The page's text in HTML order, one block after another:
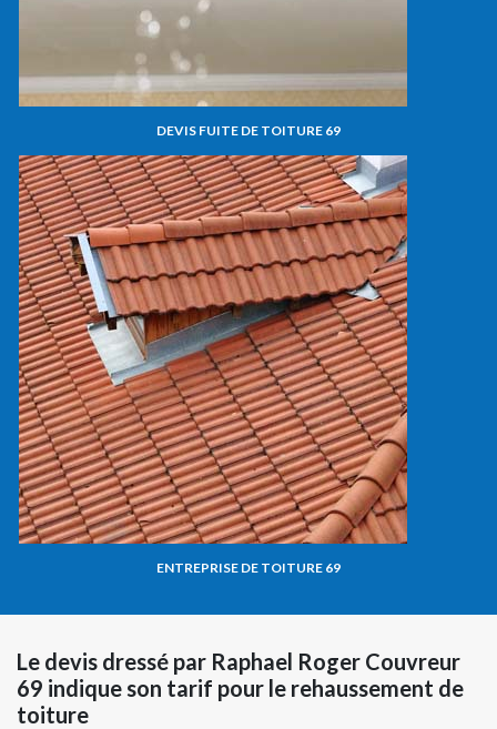
DEVIS FUITE DE TOITURE 69
ENTREPRISE DE TOITURE 69
Le devis dressé par Raphael Roger Couvreur
69 indique son tarif pour le rehaussement de
toiture